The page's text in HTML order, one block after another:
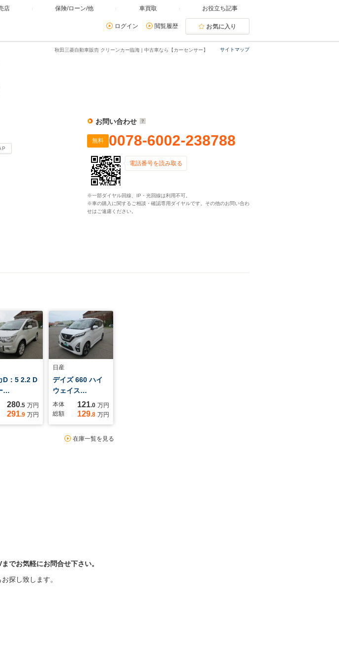
店 保険/ローン/他 車買取 お役立ち記事
ログイン 閲覧履歴 お気に入り
サイトマップ
秋田三菱自動車販売 クリーンカー臨海 | 中古車なら【カーセンサー】
お問い合わせ
無料 0078-6002-238788
電話番号を読み取る
※一部ダイヤル回線、IP・光回線は利用不可。
※車の購入に関するご相談・確認専用ダイヤルです。その他のお問い合わ
せはご遠慮ください。
D：5 2.2 D
…
280.5 万円
291.9 万円
日産
デイズ 660 ハイ
ウェイス…
本体 121.0 万円
総額
129.8 万円
在庫一覧を見る
でお気軽にお問合せ下さい。
探し致します。